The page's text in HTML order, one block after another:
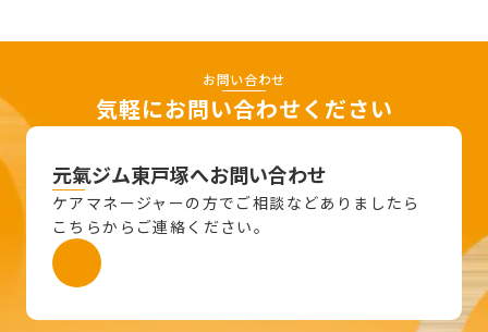
お問い合わせ
気軽にお問い合わせください
元氣ジム東戸塚へお問い合わせ
ケアマネージャーの方でご相談などありましたら
こちらからご連絡ください。